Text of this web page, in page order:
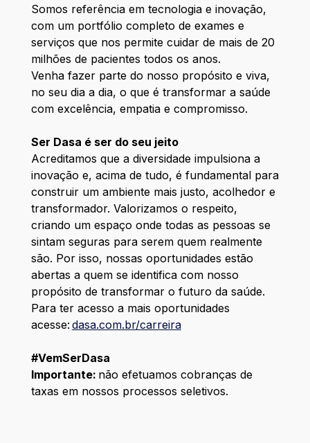
Somos referência em tecnologia e inovação,
com um portfólio completo de exames e
serviços que nos permite cuidar de mais de 20
milhões de pacientes todos os anos.
Venha fazer parte do nosso propósito e viva,
no seu dia a dia, o que é transformar a saúde
com excelência, empatia e compromisso.
Ser Dasa é ser do seu jeito
Acreditamos que a diversidade impulsiona a
inovação e, acima de tudo, é fundamental para
construir um ambiente mais justo, acolhedor e
transformador. Valorizamos o respeito,
criando um espaço onde todas as pessoas se
sintam seguras para serem quem realmente
são. Por isso, nossas oportunidades estão
abertas a quem se identifica com nosso
propósito de transformar o futuro da saúde.
Para ter acesso a mais oportunidades
acesse: dasa.com.br/carreira
#VemSerDasa
Importante: não efetuamos cobranças de
taxas em nossos processos seletivos.